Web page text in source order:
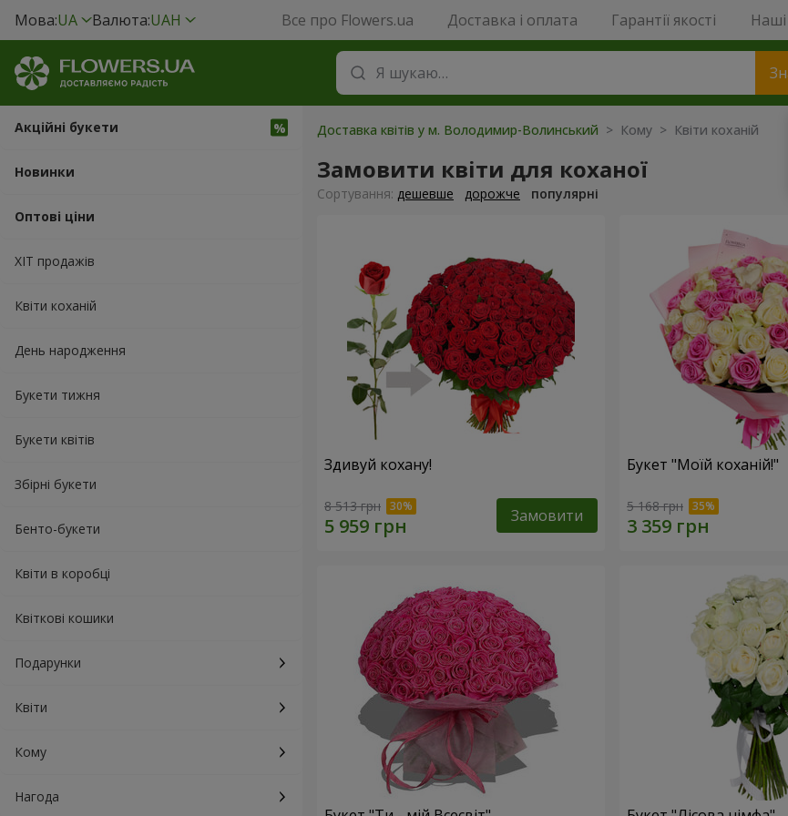
Мова:UA Валюта:UAH Все про Flowers.ua Доставка і оплата Гарантії якості
Акційні букети
Новинки
Оптові ціни
ХІТ продажів
Квіти коханій
День народження
Букети тижня
Букети квітів
Збірні букети
Бенто-букети
Квіти в коробці
Квіткові кошики
Подарунки
Квіти
Кому
Нагода
Доставка квітів у м. Володимир-Волинський > Кому > Квіти коханій
Замовити квіти для коханої
Сортування: дешевше дорожче популярні
Здивуй кохану!
8 513 грн Замовити
Букет "Моїй коханій!"
5 168 грн